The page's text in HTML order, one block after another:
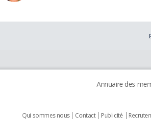
Annuaire des
Qui sommes nous Contact Publicité